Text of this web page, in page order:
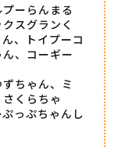
ーらんまる
スグランく
、トイプーコ
、コーギー
ちゃん、ミ
くらちゃ
っぷちゃんし